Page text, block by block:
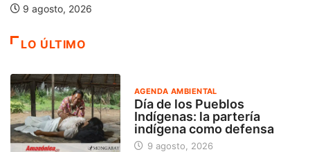
9 agosto, 2026
LO ÚLTIMO
AGENDA AMBIENTAL
Día de los Pueblos
Indígenas: la partería
indígena como defensa
9 agosto, 2026